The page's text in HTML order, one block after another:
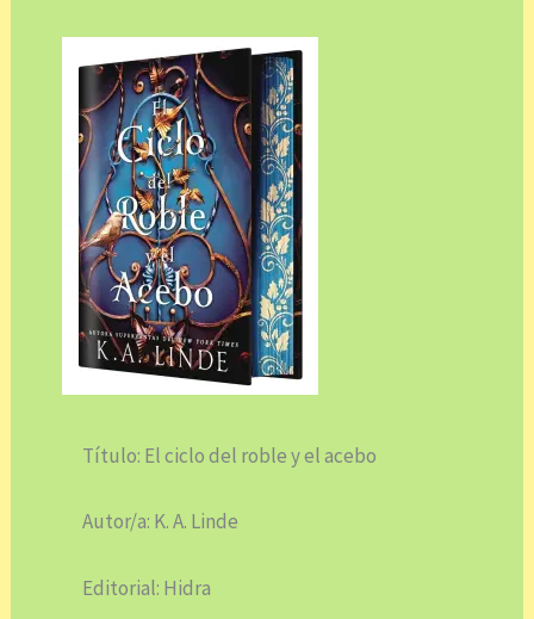
Título: El ciclo del roble y el acebo
Autor/a: K. A. Linde
Editorial: Hidra